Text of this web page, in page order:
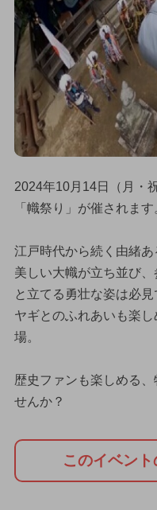
2024年10月14日（月・
「幟祭り」が催されます
江戸時代から続く由緒
美しい大幟が立ち並び
と立てる勇壮な姿は必
ヤギとのふれあいも楽
場。
歴史ファンも楽しめる
せんか？
このイベン